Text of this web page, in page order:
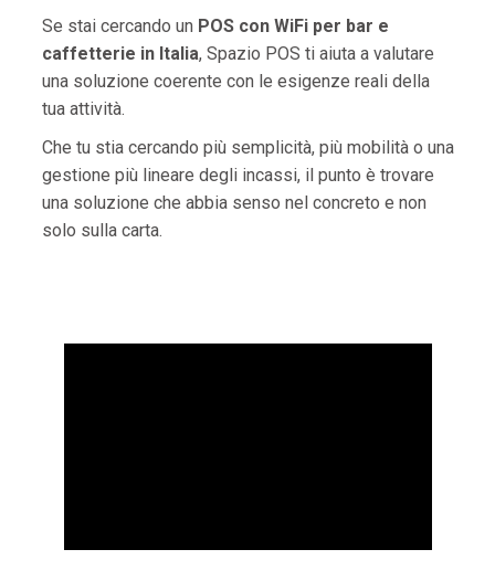
Se stai cercando un POS con WiFi per bar e
caffetterie in Italia, Spazio POS ti aiuta a valutare
una soluzione coerente con le esigenze reali della
tua attività.
Che tu stia cercando più semplicità, più mobilità o una
gestione più lineare degli incassi, il punto è trovare
una soluzione che abbia senso nel concreto e non
solo sulla carta.